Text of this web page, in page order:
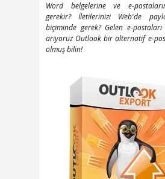
Word belgelerine ve e-
gerekir? İletilerinizi Web'de
biçiminde gerek? Gelen e-
arıyoruzOutlook bir alternatif e-
olmuş bilin!